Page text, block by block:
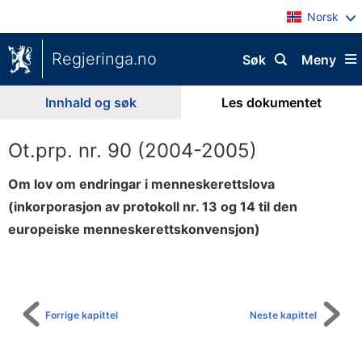
Norsk
Regjeringa.no Meny
Søk
Innhald og søk Les dokumentet
Ot.prp. nr. 90 (2004-2005)
Om lov om endringar i menneskerettslova
(inkorporasjon av protokoll nr. 13 og 14 til den
europeiske menneskerettskonvensjon)
Neste kapittel
Forrige kapittel